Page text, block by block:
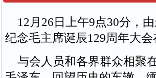
12月26日上午9点30分，
纪念毛主席诞辰129周年大
与会人员和各界群众相聚